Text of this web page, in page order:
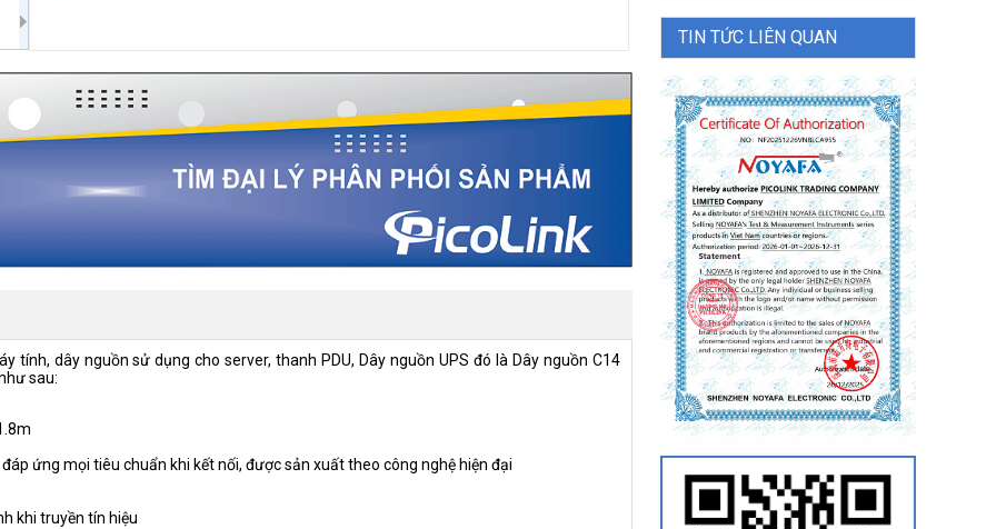
tính, dây nguồn sử dụng cho server, thanh PDU, Dây nguồn UPS đó là Dây nguồn C14
sau:
ứng mọi tiêu chuẩn khi kết nối, được sản xuất theo công nghệ hiện đại
khi truyền tín hiệu
TIN TỨC LIÊN QUAN